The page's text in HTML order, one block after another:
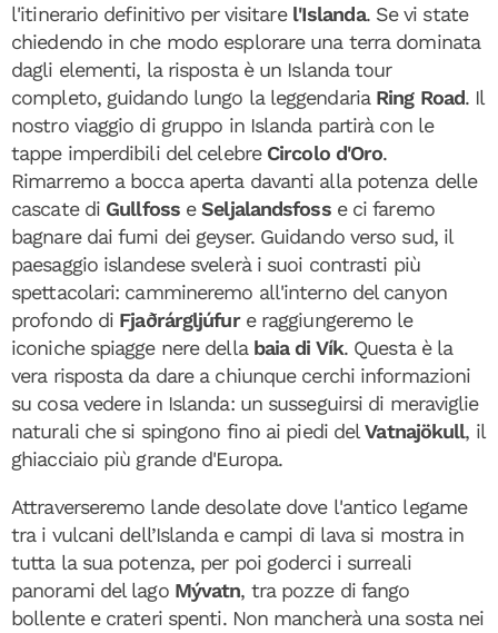
l'itinerario definitivo per visitare l'Islanda. Se vi state
chiedendo in che modo esplorare una terra dominata
dagli elementi, la risposta è un Islanda tour
completo, guidando lungo la leggendaria Ring Road. Il
nostro viaggio di gruppo in Islanda partirà con le
tappe imperdibili del celebre Circolo d'Oro.
Rimarremo a bocca aperta davanti alla potenza delle
cascate di Gullfoss eSeljalandsfoss e ci faremo
bagnare dai fumi dei geyser. Guidando verso sud, il
paesaggio islandese svelerà i suoi contrasti più
spettacolari: cammineremo all'interno del canyon
profondo di Fjaðrárgljúfure raggiungeremo le
iconiche spiagge nere della baia di Vík. Questa è la
vera risposta da dare a chiunque cerchi informazioni
su cosa vedere in Islanda: un susseguirsi di meraviglie
naturali che si spingono fino ai piedi delVatnajökull, il
ghiacciaio più grande d'Europa.
Attraverseremo lande desolate dove l'antico legame
tra i vulcani dell’Islanda e campi di lava si mostra in
tutta la sua potenza, per poi goderci i surreali
panorami del lago Mývatn, tra pozze di fango
bollente e crateri spenti. Non mancherà una sosta nei